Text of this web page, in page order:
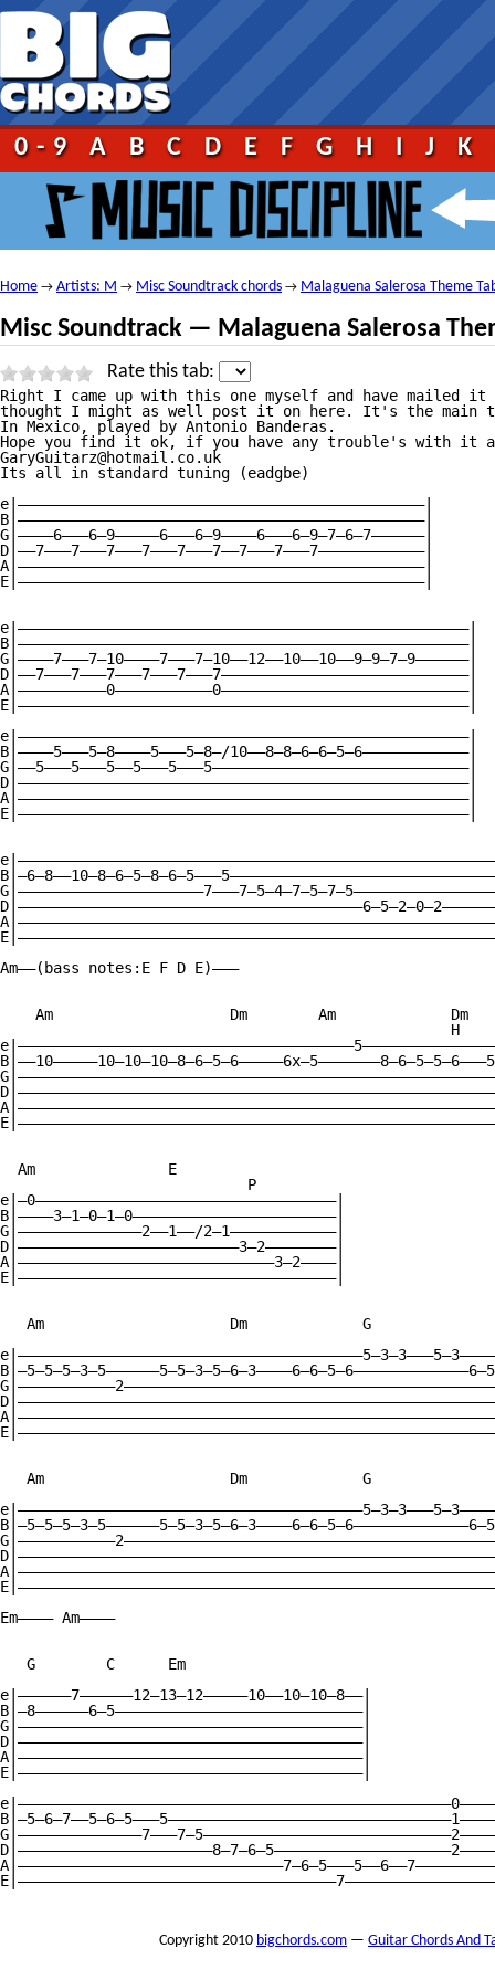
0-9 A B C D E F G H I J K
Home → Artists: M → Misc Soundtrack chords → Malaguena Salerosa Theme
Misc Soundtrack — Malaguena Salerosa
Rate this tab:
Right I came up with this one myself and have mailed it
thought I might as well post it on here. It's the main
In Mexico, played by Antonio Banderas.
Hope you find it ok, if you have any trouble's with it
GaryGuitarz@hotmail.co.uk
Its all in standard tuning (eadgbe)
e|——————————————————————————————————————————————|
B|——————————————————————————————————————————————|
G|————6———6—9—————6———6—9————6———6—9—7—6—7——————|
D|——7———7———7———7———7———7——7———7———7————————————|
A|——————————————————————————————————————————————|
E|——————————————————————————————————————————————|
e|———————————————————————————————————————————————————|
B|———————————————————————————————————————————————————|
G|————7———7—10————7———7—10——12——10——10——9—9—7—9——————|
D|——7———7———7———7———7———7————————————————————————————|
A|——————————0———————————0————————————————————————————|
E|———————————————————————————————————————————————————|
e|———————————————————————————————————————————————————|
B|————5———5—8————5———5—8—/10——8—8—6—6—5—6————————————|
G|——5———5———5——5———5———5—————————————————————————————|
D|———————————————————————————————————————————————————|
A|———————————————————————————————————————————————————|
E|———————————————————————————————————————————————————|
Am——(bass notes:E F D E)———
    Am                    Dm        Am             Dm
H
  Am               E
                            P
e|—0——————————————————————————————————|
B|————3—1—0—1—0———————————————————————|
G|——————————————2——1——/2—1————————————|
D|—————————————————————————3—2————————|
A|—————————————————————————————3—2————|
E|————————————————————————————————————|
Am                     Dm             G
Am                     Dm             G
Em———— Am————
   G        C      Em
e|——————7——————12—13—12—————10——10—10—8——|
B|—8——————6—5————————————————————————————|
G|———————————————————————————————————————|
D|———————————————————————————————————————|
A|———————————————————————————————————————|
E|———————————————————————————————————————|
Copyright 2010 bigchords.com — Guitar Chords And